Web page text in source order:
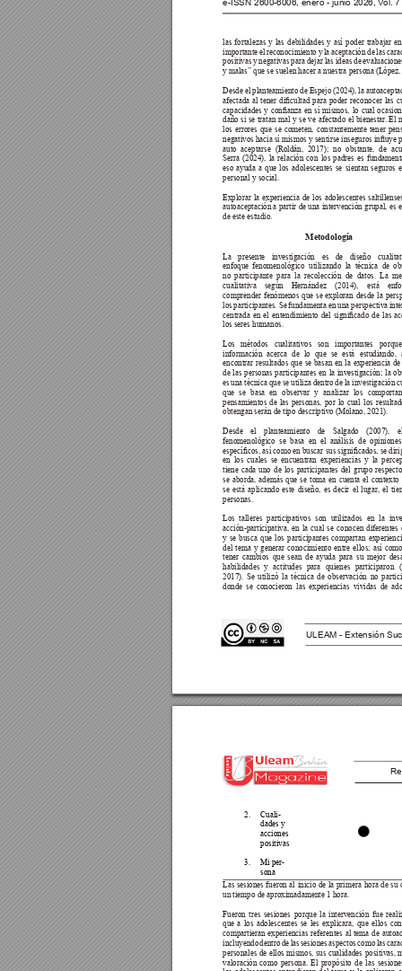
e-ISSN 2600-6006, enero - junio 2026, Vol. 7
ULEAM - Extensión
las fortalezas y las debilidades y así poder trabajar
importante el reconocimiento y la aceptación de las
positivas y negativas para dejar las ideas de
y malas” que se suelen hacer a nuestra persona
Desde el planteamiento de Espejo (2024), la
afectada al tener dicultad para poder reconocer las
capacidades y conanza en sí mismos, lo cual
daño si se tratan mal y se ve afectado el bienestar. El
los errores que se cometen, constantemente tener
negativos hacia sí mismos y sentirse inseguros inuye
auto aceptarse (Roldán, 2017); no obstante, de
Serra (2024), la relación con los padres es
eso ayuda a que los adolescentes se sientan seguros
personal y social.
Explorar la experiencia de los adolescentes
autoaceptación a partir de una intervención grupal, es
de este estudio.
Metodología
La presente investigación es de diseño
enfoque fenomenológico utilizando la técnica de
no participante para la recolección de datos. La
cualitativa según Hernández (2014), está
comprender fenómenos que se exploran desde la
los participantes. Se fundamenta en una perspectiva
centrada en el entendimiento del signicado de las
los seres humanos.
Los métodos cualitativos son importantes
información acerca de lo que se está
encontrar resultados que se basan en la experiencia
de las personas participantes en la investigación; la
es una técnica que se utiliza dentro de la investigación
que se basa en observar y analizar los
pensamientos de las personas, por lo cual los
obtengan serán de tipo descriptivo (Molano, 2021).
Desde el planteamiento de Salgado
fenomenológico se basa en el análisis de
especícos, así como en buscar sus signicados, se
en los cuales se encuentran experiencias y la
tiene cada uno de los participantes del grupo
se aborda, además que se toma en cuenta el
se está aplicando este diseño, es decir el lugar, el
personas.
Los talleres participativos son utilizados en la
acción-participativa, en la cual se conocen
y se busca que los participantes compartan
del tema y generar conocimiento entre ellos; así
tener cambios que sean de ayuda para su mejor
habilidades y actitudes para quienes participaron
2017). Se utilizó la técnica de observación no
donde se conocieron las experiencias vividas de
2.
Cuali-
dades y
acciones
positivas
3.
Mi per-
sona
Las sesiones fueron al inicio de la primera hora de su
un tiempo de aproximadamente 1 hora.
Fueron tres sesiones porque la intervención fue
que a los adolescentes se les explicara, que ellos
compartieran experiencias referentes al tema de
incluyendo dentro de las sesiones aspectos como las
personales de ellos mismos, sus cualidades positivas,
valoración como persona. El propósito de las